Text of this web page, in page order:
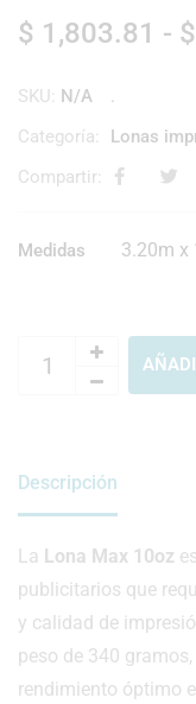
$ 1,803.81 - $
SKU: N/A
Categoría:
Lonas
Compartir:
Medidas 3.20m x
Descripción
La Lona Max 10oz
publicitarios que
y calidad de
peso de 340
rendimiento óptimo